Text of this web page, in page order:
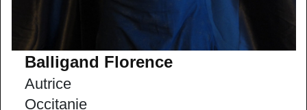
Balligand Florence
Autrice
Occitanie